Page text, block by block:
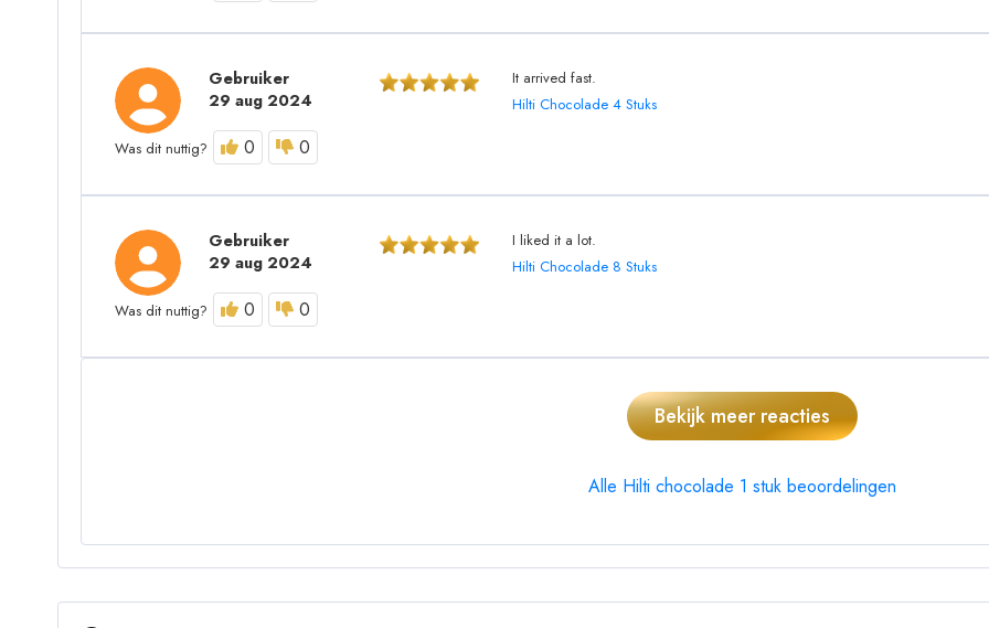
Gebruiker
29 aug 2024
It arrived fast.
Hilti Chocolade 4 Stuks
Was dit nuttig? 0 0
Gebruiker
29 aug 2024
I liked it a lot.
Hilti Chocolade 8 Stuks
Was dit nuttig? 0 0
Bekijk meer reacties
Alle Hilti chocolade 1 stuk beoordelingen